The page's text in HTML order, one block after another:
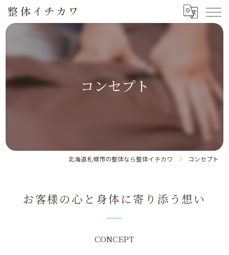
コンセプト
北海道札幌市の整体なら整体イチカワ コンセプト
お客様の心と身体に寄り添う想い
CONCEPT